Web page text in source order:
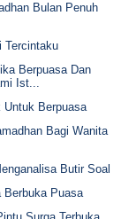
Bulan Penuh
Tercintaku
Berpuasa Dan
Ist...
Untuk Berpuasa
Bagi Wanita
Butir Soal
Berbuka Puasa